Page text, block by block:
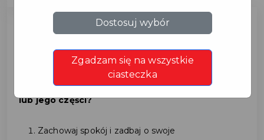
UWAGA, MIESZKAŃCY!
Jak postępować w przypadku znalezienia drona
lub jego części?
Zachowaj spokój i zadbaj o swoje
Dostosuj wybór
Zgadzam się na wszystkie
ciasteczka